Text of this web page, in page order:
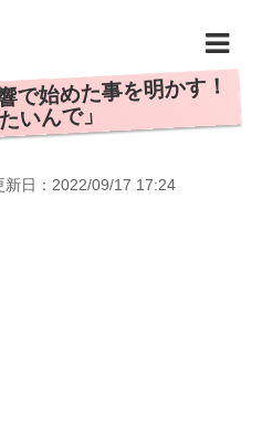
始めた事を明かす！
いんで」
日： 2022/09/17 17:24